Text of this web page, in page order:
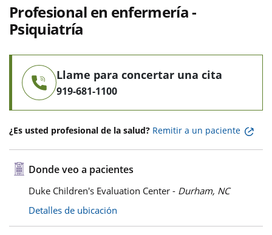
Profesional en enfermería -
Psiquiatría
Llame para concertar una cita
919-681-1100
¿Es usted profesional de la salud? Remitir a un paciente
Donde veo a pacientes
Duke Children's Evaluation Center - Durham, NC
Detalles de ubicación